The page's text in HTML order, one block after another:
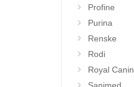
Profine
Purina
Renske
Rodi
Royal Canin